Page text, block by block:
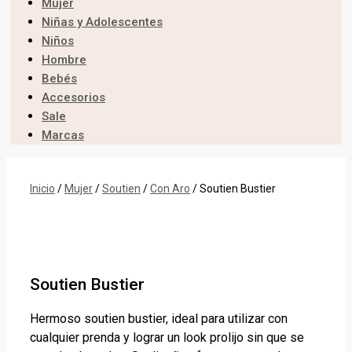
Mujer
Niñas y Adolescentes
Niños
Hombre
Bebés
Accesorios
Sale
Marcas
Inicio / Mujer/Soutien /Con Aro / Soutien Bustier
Soutien Bustier
Hermoso soutien bustier, ideal para utilizar con
cualquier prenda y lograr un look prolijo sin que se